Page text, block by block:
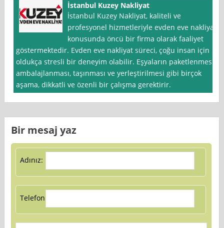
İstanbul Kuzey Nakliyat
İstanbul Kuzey Nakliyat, kaliteli ve
profesyonel hizmetleriyle evden eve nakliyat
konusunda öncü bir firma olarak faaliyet
göstermektedir. Evden eve nakliyat süreci, çoğu insan için
oldukça stresli bir deneyim olabilir. Eşyaların paketlenmesi,
ambalajlanması, taşınması ve yerleştirilmesi gibi birçok
aşama, dikkatli ve özenli bir çalışma gerektirir.
Bir mesaj yaz
Adınız:
Telefon: